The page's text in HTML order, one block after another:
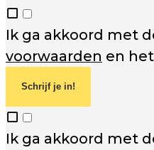
Ik ga akkoord met
voorwaarden en het
Schrijf je in!
Ik ga akkoord met